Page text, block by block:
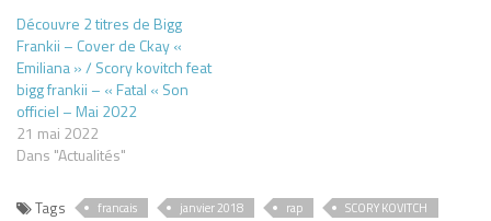
Découvre 2 titres de Bigg
Frankii – Cover de Ckay «
Emiliana » / Scory kovitch feat
bigg frankii – « Fatal « Son
officiel – Mai 2022
21 mai 2022
Dans "Actualités"
Tags francais janvier 2018 rap
SCORY KOVITCH